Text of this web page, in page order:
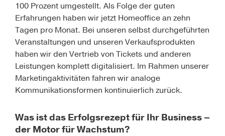
100 Prozent umgestellt. Als Folge der guten
Erfahrungen haben wir jetzt Homeoffice an zehn
Tagen pro Monat. Bei unseren selbst durchgeführten
Veranstaltungen und unseren Verkaufsprodukten
haben wir den Vertrieb von Tickets und anderen
Leistungen komplett digitalisiert. Im Rahmen unserer
Marketingaktivitäten fahren wir analoge
Kommunikationsformen kontinuierlich zurück.
Was ist das Erfolgsrezept für Ihr Business –
der Motor für Wachstum?